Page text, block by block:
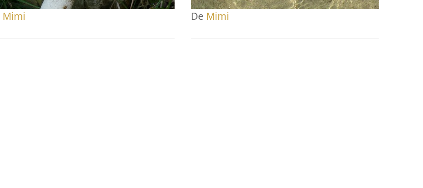
Mimi De Mimi